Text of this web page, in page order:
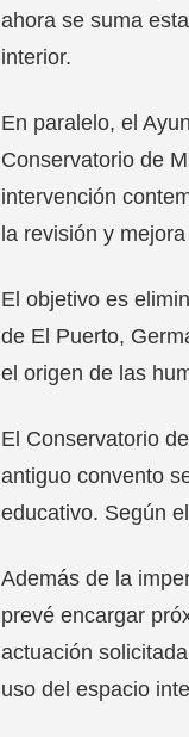
ahora se suma
interior.
En paralelo, el
Conservatorio de
intervención
la revisión y
El objetivo es
de El Puerto,
el origen de las
El Conservatorio
antiguo convento
educativo. Según
Además de la
prevé encargar
actuación
uso del espacio